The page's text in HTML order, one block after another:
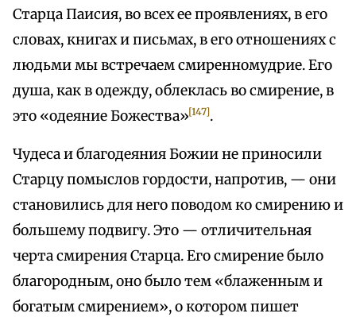
Старца Паисия, во всех ее проявлениях, в его
словах, книгах и письмах, в его отношениях с
людьми мы встречаем смиренномудрие. Его
душа, как в одежду, облеклась во смирение, в
это «одеяние Божества»[147].
Чудеса и благодеяния Божии не приносили
Старцу помыслов гордости, напротив, — они
становились для него поводом ко смирению и
большему подвигу. Это — отличительная
черта смирения Старца. Его смирение было
благородным, оно было тем «блаженным и
богатым смирением», о котором пишет